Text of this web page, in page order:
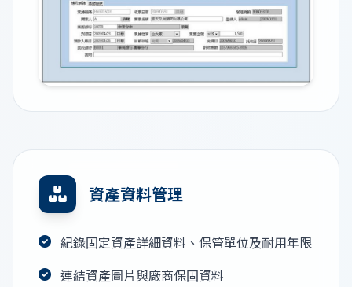
資產資料管理
紀錄固定資產詳細資料、保管單位及耐用年限
連結資產圖片與廠商保固資料